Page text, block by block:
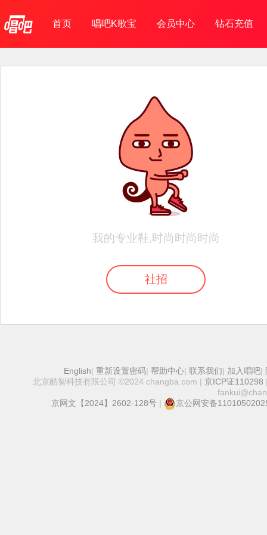
首页 唱吧K歌宝 会员中心 钻石充值
我的专业鞋,时尚时尚时尚
社招
English| 重新设置密码| 帮助中心| 联系我们| 加入唱吧|
北京酷智科技有限公司 ©2024 changba.com | 京ICP证110298
京网文【2024】2602-128号 | 京公网安备